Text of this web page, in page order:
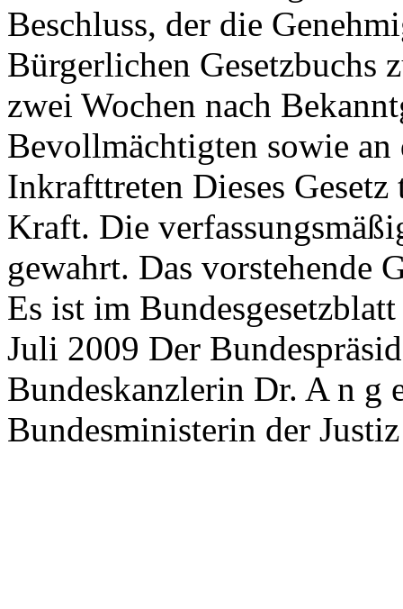
Beschluss, der die
Bürgerlichen Gesetzbuchs
zwei Wochen nach
Bevollmächtigten sowie
Inkrafttreten Dieses
Kraft. Die
gewahrt. Das vorstehende
Es ist im
Juli 2009 Der
Bundeskanzlerin Dr. A n g
Bundesministerin der